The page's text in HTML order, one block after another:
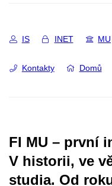
IS INET MU
Kontakty Domů
FI MU – první
V historii, ve
studia. Od